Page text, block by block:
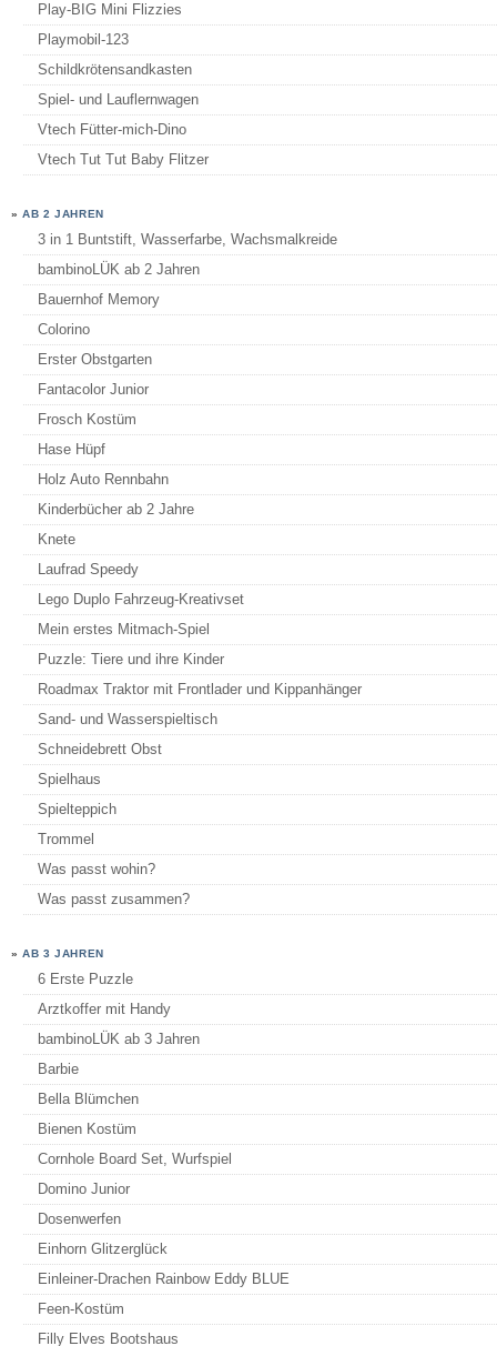
Play-BIG Mini Flizzies
Playmobil-123
Schildkrötensandkasten
Spiel- und Lauflernwagen
Vtech Fütter-mich-Dino
Vtech Tut Tut Baby Flitzer
»AB 2 JAHREN
3 in 1 Buntstift, Wasserfarbe, Wachsmalkreide
bambinoLÜK ab 2 Jahren
Bauernhof Memory
Colorino
Erster Obstgarten
Fantacolor Junior
Frosch Kostüm
Hase Hüpf
Holz Auto Rennbahn
Kinderbücher ab 2 Jahre
Knete
Laufrad Speedy
Lego Duplo Fahrzeug-Kreativset
Mein erstes Mitmach-Spiel
Puzzle: Tiere und ihre Kinder
Roadmax Traktor mit Frontlader und Kippanhänger
Sand- und Wasserspieltisch
Schneidebrett Obst
Spielhaus
Spielteppich
Trommel
Was passt wohin?
Was passt zusammen?
»AB 3 JAHREN
6 Erste Puzzle
Arztkoffer mit Handy
bambinoLÜK ab 3 Jahren
Barbie
Bella Blümchen
Bienen Kostüm
Cornhole Board Set, Wurfspiel
Domino Junior
Dosenwerfen
Einhorn Glitzerglück
Einleiner-Drachen Rainbow Eddy BLUE
Feen-Kostüm
Filly Elves Bootshaus